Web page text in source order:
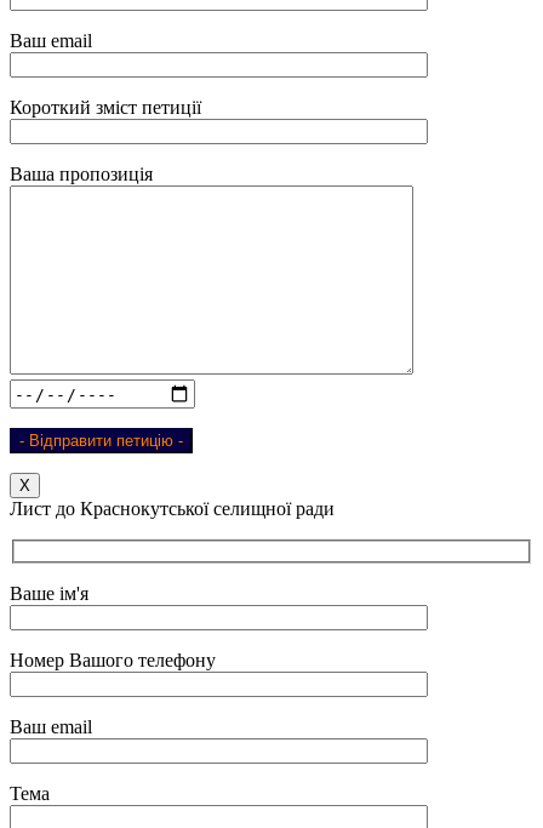
Ваш email
Короткий зміст петиції
Ваша пропозиція
Х
Лист до Краснокутської селищної ради
Ваше ім'я
Номер Вашого телефону
Ваш email
Тема